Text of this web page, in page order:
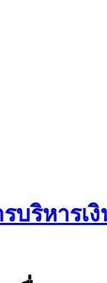
บริหาร